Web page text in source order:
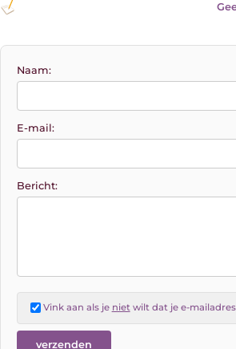
Naam:
E-mail:
Bericht:
Vink aan als je nietwilt dat je e-